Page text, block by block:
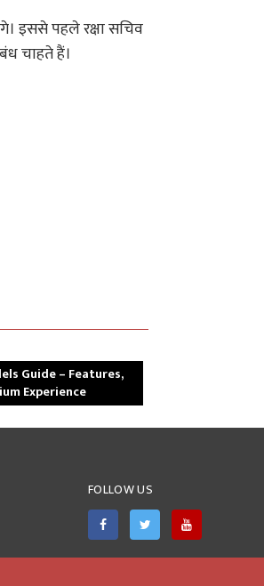
इससे पहले रक्षा सचिव
चाहते हैं।
Guide – Features,
Experience
FOLLOW US